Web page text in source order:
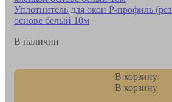
Уплотнитель для окон P-профиль
основе белый 10м
В наличии
В корзину
В корзину